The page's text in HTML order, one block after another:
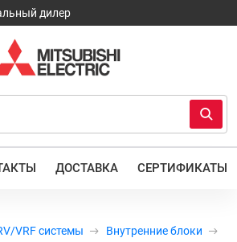
дилер
ДОСТАВКА СЕРТИФИКАТЫ
VRF системы
Внутренние блоки